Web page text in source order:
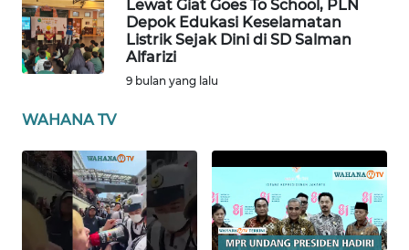
Lewat Giat Goes To School, PLN
Depok Edukasi Keselamatan
Listrik Sejak Dini di SD Salman
Alfarizi
9 bulan yang lalu
WAHANA TV
BENGKULU
WN
WN
JATENG
WN
NUSANTARA